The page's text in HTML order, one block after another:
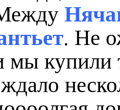
. Не
мы купили